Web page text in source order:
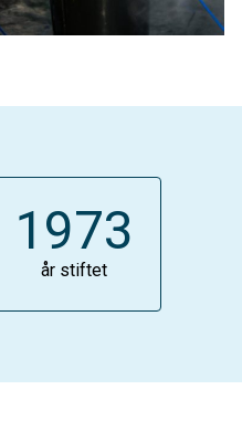
1973
år stiftet